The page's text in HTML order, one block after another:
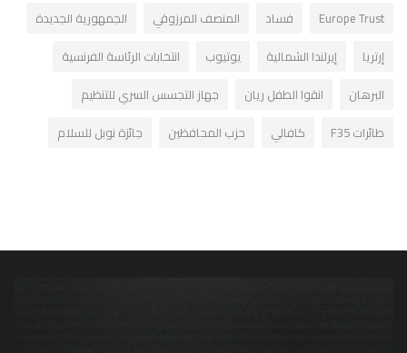
Europe Trust فساد المنصف المرزوقي
الجمهورية الجديدة
إرتريا
إيرلندا الشمالية يوتيوب
انتخابات الرئاسة الفرنسية
البرهان
انقوا الطفل ريان
جهاز التجسس السري للتنظيم
طائرات F35
كافالي حزب المحافظين جائزة نوبل للسلام